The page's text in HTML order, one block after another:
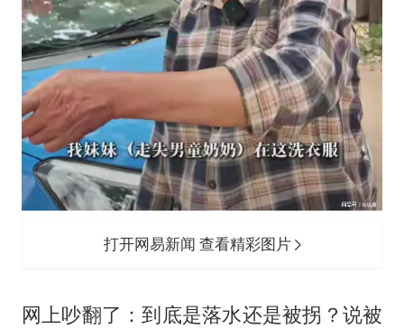
打开网易新闻 查看精彩图片
网上吵翻了：到底是落水还是被拐？说被